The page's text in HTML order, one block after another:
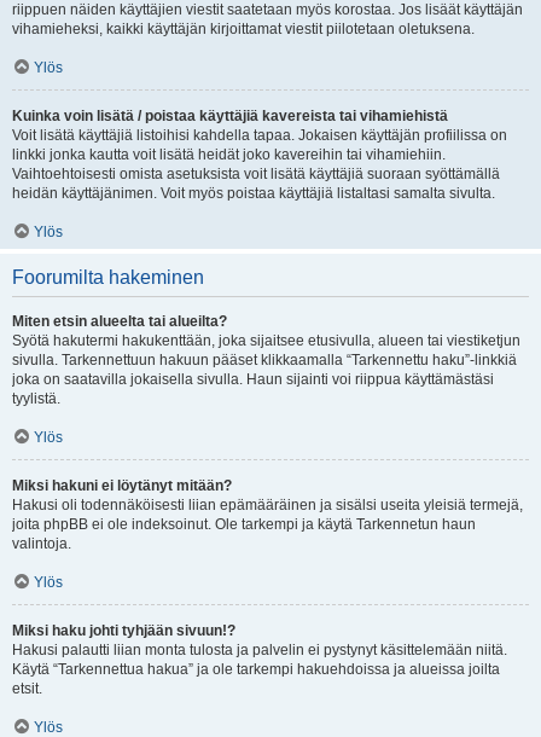
riippuen näiden käyttäjien viestit saatetaan myös korostaa. Jos lisäät käyttäjän
vihamieheksi, kaikki käyttäjän kirjoittamat viestit piilotetaan oletuksena.
Ylös
Kuinka voin lisätä / poistaa käyttäjiä kavereista tai vihamiehistä
Voit lisätä käyttäjiä listoihisi kahdella tapaa. Jokaisen käyttäjän profiilissa on
linkki jonka kautta voit lisätä heidät joko kavereihin tai vihamiehiin.
Vaihtoehtoisesti omista asetuksista voit lisätä käyttäjiä suoraan syöttämällä
heidän käyttäjänimen. Voit myös poistaa käyttäjiä listaltasi samalta sivulta.
Ylös
Foorumilta hakeminen
Miten etsin alueelta tai alueilta?
Syötä hakutermi hakukenttään, joka sijaitsee etusivulla, alueen tai viestiketjun
sivulla. Tarkennettuun hakuun pääset klikkaamalla “Tarkennettu haku”-linkkiä
joka on saatavilla jokaisella sivulla. Haun sijainti voi riippua käyttämästäsi
tyylistä.
Ylös
Miksi hakuni ei löytänyt mitään?
Hakusi oli todennäköisesti liian epämääräinen ja sisälsi useita yleisiä termejä,
joita phpBB ei ole indeksoinut. Ole tarkempi ja käytä Tarkennetun haun
valintoja.
Ylös
Miksi haku johti tyhjään sivuun!?
Hakusi palautti liian monta tulosta ja palvelin ei pystynyt käsittelemään niitä.
Käytä “Tarkennettua hakua” ja ole tarkempi hakuehdoissa ja alueissa joilta
etsit.
Ylös